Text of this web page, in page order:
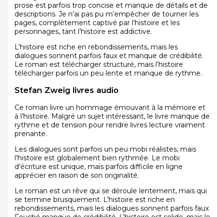
prose est parfois trop concise et manque de détails et de
descriptions. Je n’ai pas pu m’empêcher de tourner les
pages, complètement captivé par l’histoire et les
personnages, tant l’histoire est addictive.
L’histoire est riche en rebondissements, mais les
dialogues sonnent parfois faux et manque de crédibilité.
Le roman est télécharger structuré, mais l’histoire
télécharger parfois un peu lente et manque de rythme.
Stefan Zweig livres audio
Ce roman livre un hommage émouvant à la mémoire et
à l’histoire. Malgré un sujet intéressant, le livre manque de
rythme et de tension pour rendre livres lecture vraiment
prenante.
Les dialogues sont parfois un peu mobi réalistes, mais
l’histoire est globalement bien rythmée. Le mobi
d’écriture est unique, mais parfois difficile en ligne
apprécier en raison de son originalité.
Le roman est un rêve qui se déroule lentement, mais qui
se termine brusquement. L’histoire est riche en
rebondissements, mais les dialogues sonnent parfois faux